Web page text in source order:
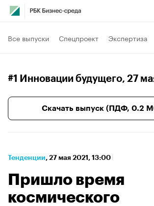
Все выпуски Спецпроект Экспертиза
#1 Инновации будущего, 27
Скачать выпуск (ПДФ, 0.2
Тенденции⁠, 27 мая 2021, 13:00
Пришло время
космического